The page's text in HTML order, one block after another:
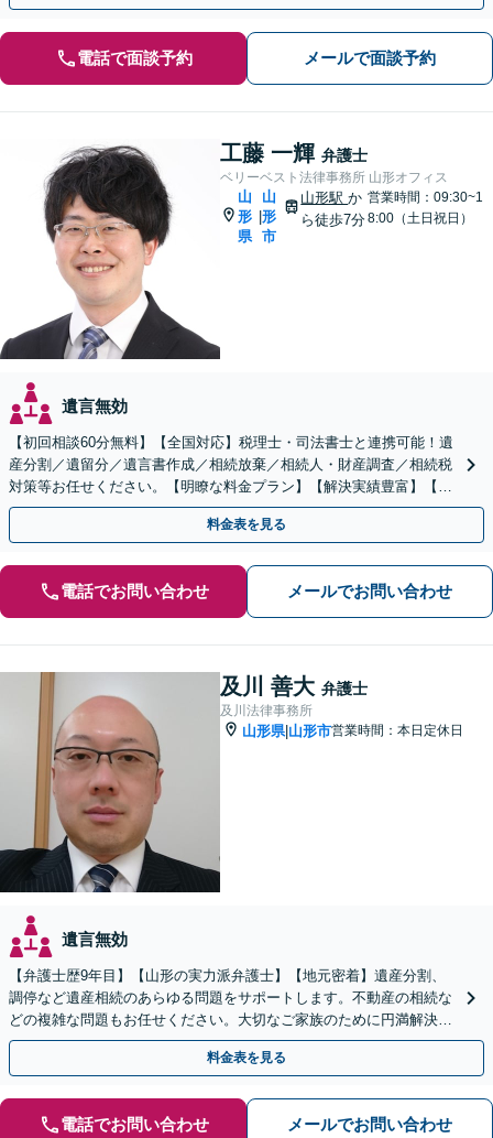
電話で面談予約 メールで面談予約
工藤 一輝 弁護士
ベリーベスト法律事務所 山形オフィス
山
形
県
|
山
形
市
山形駅か
ら徒歩7分
営業時間：09:30~1
8:00（土日祝日）
遺言無効
【初回相談60分無料】【全国対応】税理士・司法書士と連携可能！遺
産分割／遺留分／遺言書作成／相続放棄／相続人・財産調査／相続税
対策等お任せください。【明瞭な料金プラン】【解決実績豊富】【電
話相談可】
料金表を見る
電話でお問い合わせ メールでお問い合わせ
及川 善大 弁護士
及川法律事務所
山形県| 山形市営業時間：本日定休日
遺言無効
【弁護士歴9年目】【山形の実力派弁護士】【地元密着】遺産分割、
調停など遺産相続のあらゆる問題をサポートします。不動産の相続な
どの複雑な問題もお任せください。大切なご家族のために円満解決を
目指します】
料金表を見る
電話でお問い合わせ メールでお問い合わせ